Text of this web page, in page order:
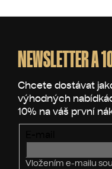
NEWSLETTER A
Vložením e-mailu